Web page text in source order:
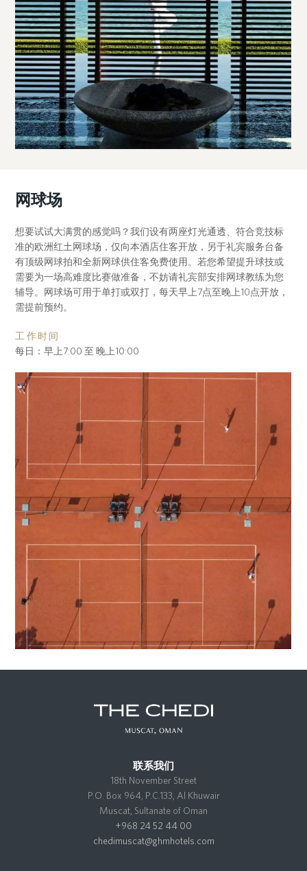
网球场
想要试试大满贯的感觉吗？我们设有两座灯光通透、符合竞技标
准的欧洲红土网球场，仅向本酒店住客开放，另于礼宾服务台备
有顶级网球拍和全新网球供住客免费使用。若您希望提升球技或
需要为一场高难度比赛做准备，不妨请礼宾部安排网球教练为您
辅导。网球场可用于单打或双打，每天早上7点至晚上10点开放，
需提前预约。
工作时间
每日：早上7:00 至 晚上10:00
联系我们
18th November Street
P.O. Box 964, P.C.133, Al Khuwair
Muscat, Sultanate of Oman
+968 24 52 44 00
chedimuscat@ghmhotels.com